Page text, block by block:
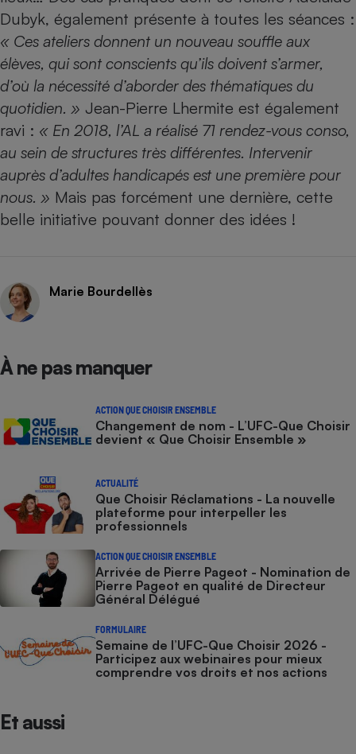
Dubyk, également présente à toutes les séances :
« Ces ateliers donnent un nouveau souffle aux
élèves, qui sont conscients qu’ils doivent s’armer,
d’où la nécessité d’aborder des thématiques du
quotidien. » Jean-Pierre Lhermite est également
ravi : « En 2018, l’AL a réalisé 71 rendez-vous conso,
au sein de structures très différentes. Intervenir
auprès d’adultes handicapés est une première pour
nous. » Mais pas forcément une dernière, cette
belle initiative pouvant donner des idées !
Marie Bourdellès
À ne pas manquer
ACTION QUE CHOISIR ENSEMBLE
Changement de nom - L’UFC-Que Choisir
devient « Que Choisir Ensemble »
ACTUALITÉ
Que Choisir Réclamations - La nouvelle
plateforme pour interpeller les
professionnels
ACTION QUE CHOISIR ENSEMBLE
Arrivée de Pierre Pageot - Nomination de
Pierre Pageot en qualité de Directeur
Général Délégué
FORMULAIRE
Semaine de l’UFC-Que Choisir 2026 -
Participez aux webinaires pour mieux
comprendre vos droits et nos actions
Et aussi